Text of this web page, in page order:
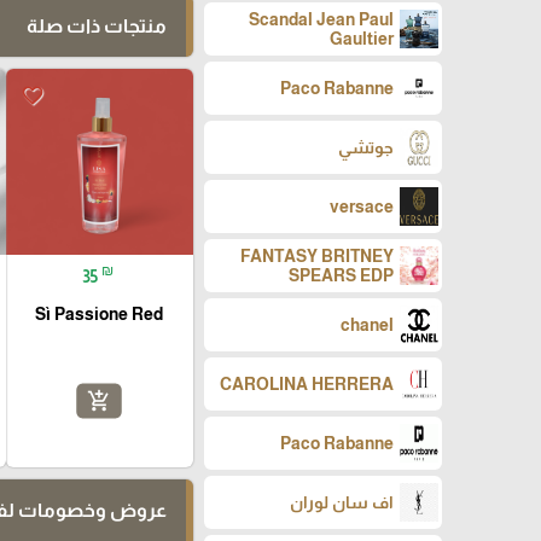
Scandal Jean Paul
Gaultier
Paco Rabanne
جوتشي
versace
FANTASY BRITNEY
SPEARS EDP
chanel
CAROLINA HERRERA
Paco Rabanne
اف سان لوران
منتجات ذات صلة
favorite_border
35 ₪
Sì Passione Red
add_shopping_cart
عروض وخصومات